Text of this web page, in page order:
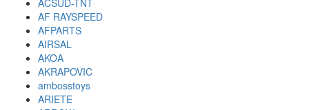
ACSUD-TNT
AF RAYSPEED
AFPARTS
AIRSAL
AKOA
AKRAPOVIC
ambosstoys
ARIETE